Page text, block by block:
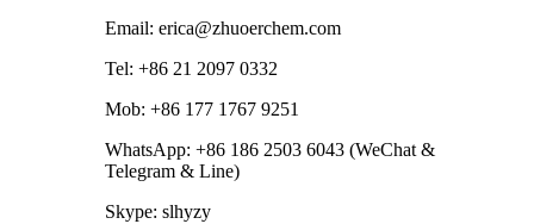
Email: erica@zhuoerchem.com
Tel: +86 21 2097 0332
Mob: +86 177 1767 9251
WhatsApp: +86 186 2503 6043 (WeChat &
Telegram & Line)
Skype: slhyzy